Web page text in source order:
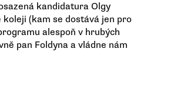
kandidatura Olgy
(kam se dostává jen pro
alespoň v hrubých
pan Foldyna a vládne nám